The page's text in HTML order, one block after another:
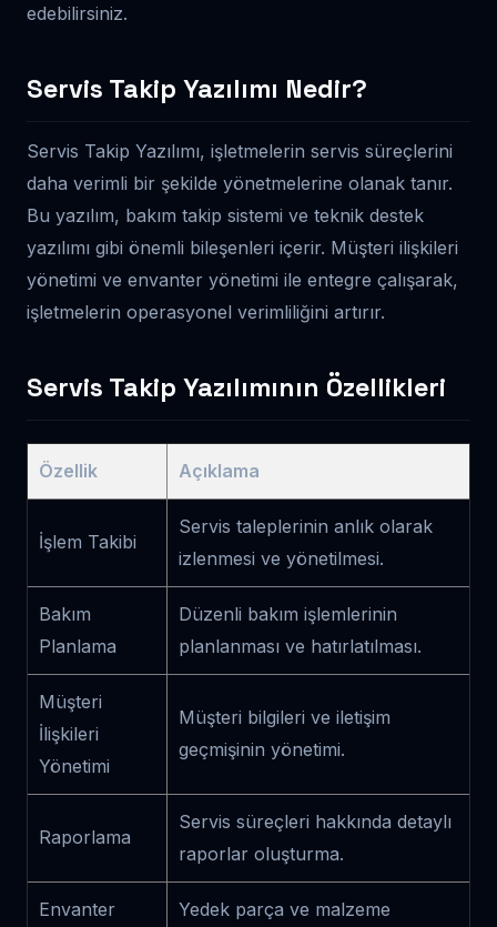
edebilirsiniz.
Servis Takip Yazılımı Nedir?
Servis Takip Yazılımı, işletmelerin servis süreçlerini
daha verimli bir şekilde yönetmelerine olanak tanır.
Bu yazılım, bakım takip sistemi ve teknik destek
yazılımı gibi önemli bileşenleri içerir. Müşteri ilişkileri
yönetimi ve envanter yönetimi ile entegre çalışarak,
işletmelerin operasyonel verimliliğini artırır.
Servis Takip Yazılımının Özellikleri
Özellik Açıklama
İşlem Takibi
Servis taleplerinin anlık olarak
izlenmesi ve yönetilmesi.
Bakım
Planlama
Düzenli bakım işlemlerinin
planlanması ve hatırlatılması.
Müşteri
İlişkileri
Yönetimi
Müşteri bilgileri ve iletişim
geçmişinin yönetimi.
Raporlama
Servis süreçleri hakkında detaylı
raporlar oluşturma.
Envanter
Yedek parça ve malzeme